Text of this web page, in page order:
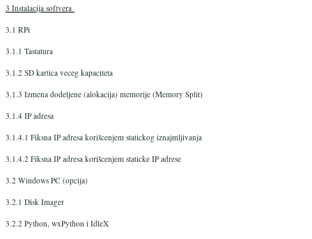
3 Instalacija softvera
3.1 RPi
3.1.1 Tastatura
3.1.2 SD kartica veceg kapaciteta
3.1.3 Izmena dodeljene (alokacija) memorije (Memory Split)
3.1.4 IP adresa
3.1.4.1 Fiksna IP adresa korišcenjem statickog iznajmljivanja
3.1.4.2 Fiksna IP adresa korišcenjem staticke IP adrese
3.2 Windows PC (opcija)
3.2.1 Disk Imager
3.2.2 Python, wxPython i IdleX